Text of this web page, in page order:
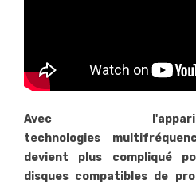
Avec
technologies
devient plus compliqué
disques compatibles de